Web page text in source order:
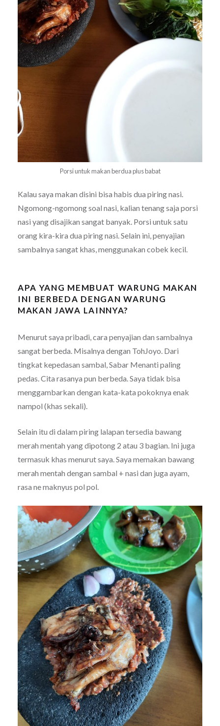
Porsi untuk makan berdua plus babat
Kalau saya makan disini bisa habis dua piring nasi.
Ngomong-ngomong soal nasi, kalian tenang saja porsi
nasi yang disajikan sangat banyak. Porsi untuk satu
orang kira-kira dua piring nasi. Selain ini, penyajian
sambalnya sangat khas, menggunakan cobek kecil.
APA YANG MEMBUAT WARUNG MAKAN
INI BERBEDA DENGAN WARUNG
MAKAN JAWA LAINNYA?
Menurut saya pribadi, cara penyajian dan sambalnya
sangat berbeda. Misalnya dengan TohJoyo. Dari
tingkat kepedasan sambal, Sabar Menanti paling
pedas. Cita rasanya pun berbeda. Saya tidak bisa
menggambarkan dengan kata-kata pokoknya enak
nampol (khas sekali).
Selain itu di dalam piring lalapan tersedia bawang
merah mentah yang dipotong 2 atau 3 bagian. Ini juga
termasuk khas menurut saya. Saya memakan bawang
merah mentah dengan sambal + nasi dan juga ayam,
rasa ne maknyus pol pol.